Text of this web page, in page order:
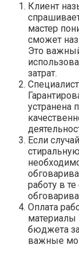
Клиент
мастер
сможет
Это
затрат.
устранена
Если
работу в
Оплата
материалы
бюджета
важные